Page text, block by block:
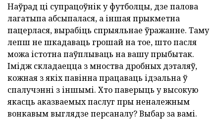
Наўрад ці супрацоўнік у футболцы, дзе палова
лагатыпа абсыпалася, а іншая прыкметна
пацерлася, вырабіць спрыяльнае ўражанне. Таму
лепш не шкадаваць грошай на тое, што пасля
можа істотна паўплываць на вашу прыбытак.
Імідж складаецца з мноства дробных дэталяў,
кожная з якіх павінна працаваць ідэальна ў
спалучэнні з іншымі. Хто паверыць у высокую
якасць аказваемых паслуг пры неналежным
вонкавым выглядзе персаналу? Выбар за вамі.